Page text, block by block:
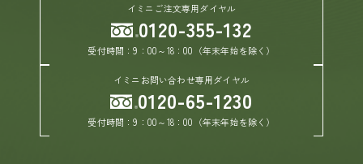
イミニご注文専用ダイヤル
0120-355-132
受付時間：9：00～18：00（年末年始を除く）
イミニお問い合わせ専用ダイヤル
0120-65-1230
受付時間：9：00～18：00（年末年始を除く）